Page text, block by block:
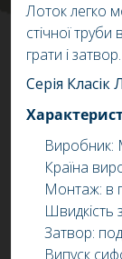
Лоток легко
стічної труби
грати і затвор.
Серія
Виробник:
Країна
Монтаж: в
Швидкість
Затвор:
Випуск